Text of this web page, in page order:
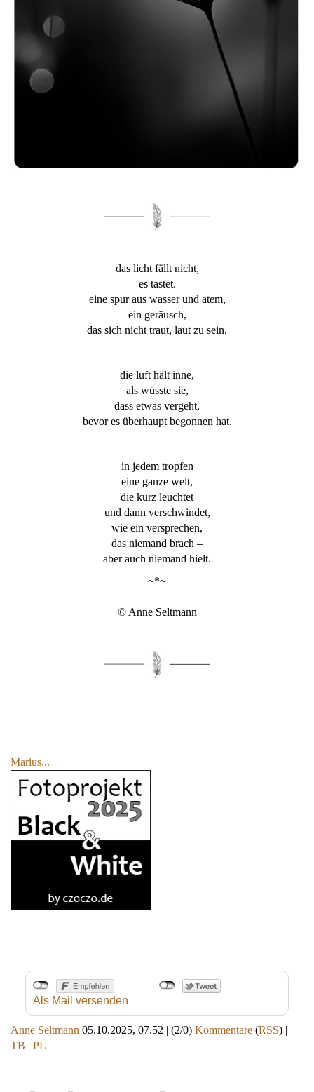
das licht fällt nicht,
es tastet.
eine spur aus wasser und atem,
ein geräusch,
das sich nicht traut, laut zu sein.
die luft hält inne,
als wüsste sie,
dass etwas vergeht,
bevor es überhaupt begonnen hat.
in jedem tropfen
eine ganze welt,
die kurz leuchtet
und dann verschwindet,
wie ein versprechen,
das niemand brach –
aber auch niemand hielt.
~*~
© Anne Seltmann
Marius...
Als Mail versenden
Anne Seltmann 05.10.2025, 07.52 | (2/0) Kommentare (RSS) |
TB | PL